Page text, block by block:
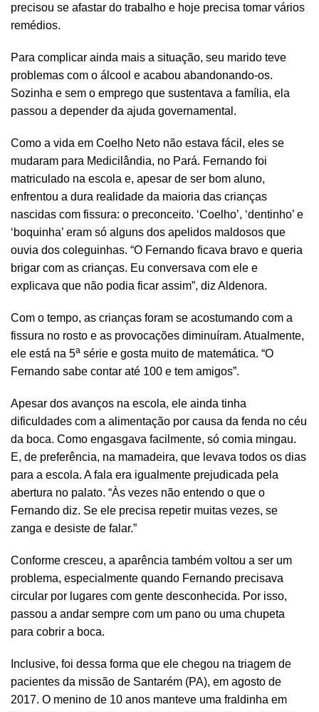
precisou se afastar do trabalho e hoje precisa tomar vários
remédios.
Para complicar ainda mais a situação, seu marido teve
problemas com o álcool e acabou abandonando-os.
Sozinha e sem o emprego que sustentava a família, ela
passou a depender da ajuda governamental.
Como a vida em Coelho Neto não estava fácil, eles se
mudaram para Medicilândia, no Pará. Fernando foi
matriculado na escola e, apesar de ser bom aluno,
enfrentou a dura realidade da maioria das crianças
nascidas com fissura: o preconceito. ‘Coelho’, ‘dentinho’ e
‘boquinha’ eram só alguns dos apelidos maldosos que
ouvia dos coleguinhas. “O Fernando ficava bravo e queria
brigar com as crianças. Eu conversava com ele e
explicava que não podia ficar assim”, diz Aldenora.
Com o tempo, as crianças foram se acostumando com a
fissura no rosto e as provocações diminuíram. Atualmente,
ele está na 5a série e gosta muito de matemática. “O
Fernando sabe contar até 100 e tem amigos”.
Apesar dos avanços na escola, ele ainda tinha
dificuldades com a alimentação por causa da fenda no céu
da boca. Como engasgava facilmente, só comia mingau.
E, de preferência, na mamadeira, que levava todos os dias
para a escola. A fala era igualmente prejudicada pela
abertura no palato. “Às vezes não entendo o que o
Fernando diz. Se ele precisa repetir muitas vezes, se
zanga e desiste de falar.”
Conforme cresceu, a aparência também voltou a ser um
problema, especialmente quando Fernando precisava
circular por lugares com gente desconhecida. Por isso,
passou a andar sempre com um pano ou uma chupeta
para cobrir a boca.
Inclusive, foi dessa forma que ele chegou na triagem de
pacientes da missão de Santarém (PA), em agosto de
2017. O menino de 10 anos manteve uma fraldinha em